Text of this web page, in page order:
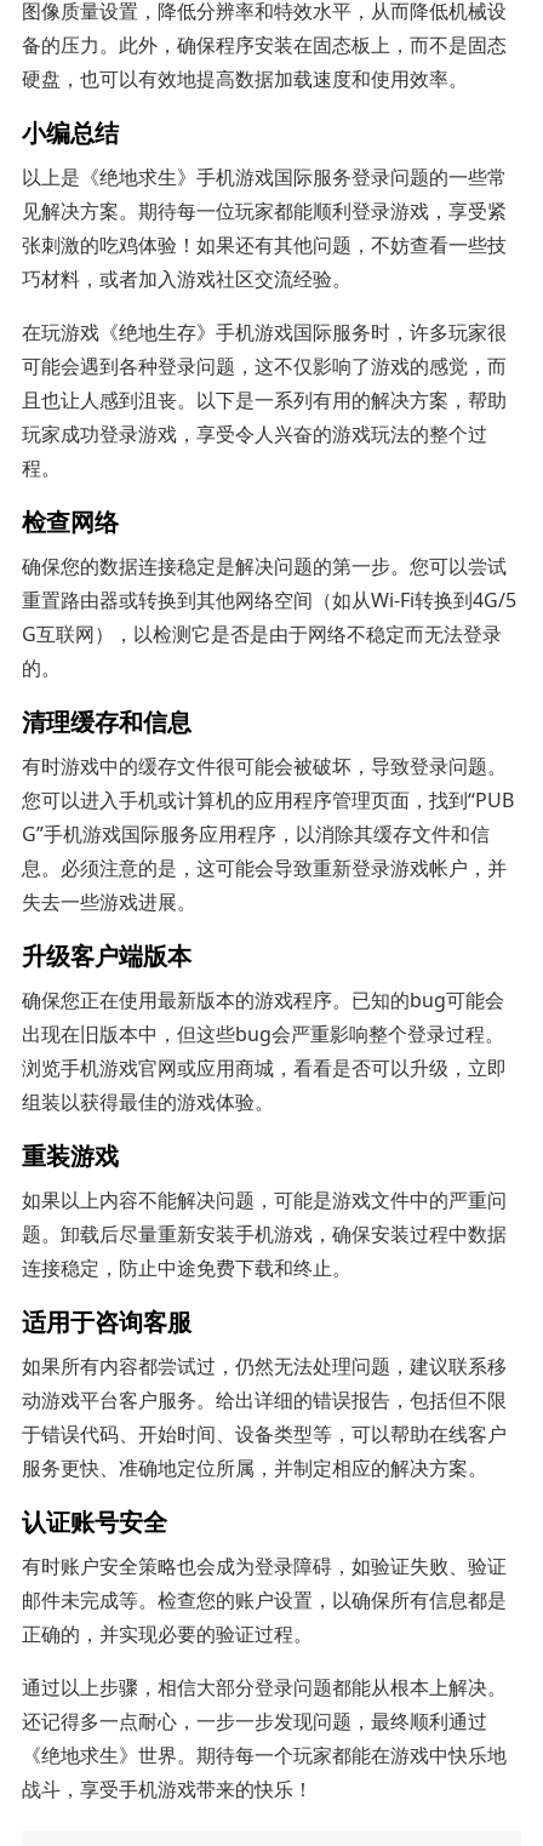
图像质量设置，降低分辨率和特效水平，从而降低机械设
备的压力。此外，确保程序安装在固态板上，而不是固态
硬盘，也可以有效地提高数据加载速度和使用效率。
小编总结
以上是《绝地求生》手机游戏国际服务登录问题的一些常
见解决方案。期待每一位玩家都能顺利登录游戏，享受紧
张刺激的吃鸡体验！如果还有其他问题，不妨查看一些技
巧材料，或者加入游戏社区交流经验。
在玩游戏《绝地生存》手机游戏国际服务时，许多玩家很
可能会遇到各种登录问题，这不仅影响了游戏的感觉，而
且也让人感到沮丧。以下是一系列有用的解决方案，帮助
玩家成功登录游戏，享受令人兴奋的游戏玩法的整个过
程。
检查网络
确保您的数据连接稳定是解决问题的第一步。您可以尝试
重置路由器或转换到其他网络空间（如从Wi-Fi转换到4G/5
G互联网），以检测它是否是由于网络不稳定而无法登录
的。
清理缓存和信息
有时游戏中的缓存文件很可能会被破坏，导致登录问题。
您可以进入手机或计算机的应用程序管理页面，找到“PUB
G”手机游戏国际服务应用程序，以消除其缓存文件和信
息。必须注意的是，这可能会导致重新登录游戏帐户，并
失去一些游戏进展。
升级客户端版本
确保您正在使用最新版本的游戏程序。已知的bug可能会
出现在旧版本中，但这些bug会严重影响整个登录过程。
浏览手机游戏官网或应用商城，看看是否可以升级，立即
组装以获得最佳的游戏体验。
重装游戏
如果以上内容不能解决问题，可能是游戏文件中的严重问
题。卸载后尽量重新安装手机游戏，确保安装过程中数据
连接稳定，防止中途免费下载和终止。
适用于咨询客服
如果所有内容都尝试过，仍然无法处理问题，建议联系移
动游戏平台客户服务。给出详细的错误报告，包括但不限
于错误代码、开始时间、设备类型等，可以帮助在线客户
服务更快、准确地定位所属，并制定相应的解决方案。
认证账号安全
有时账户安全策略也会成为登录障碍，如验证失败、验证
邮件未完成等。检查您的账户设置，以确保所有信息都是
正确的，并实现必要的验证过程。
通过以上步骤，相信大部分登录问题都能从根本上解决。
还记得多一点耐心，一步一步发现问题，最终顺利通过
《绝地求生》世界。期待每一个玩家都能在游戏中快乐地
战斗，享受手机游戏带来的快乐！